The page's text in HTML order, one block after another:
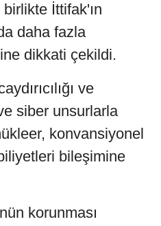
İttifak'ın
daha fazla
dikkati çekildi.
ve
siber unsurlarla
konvansiyonel
bileşimine
korunması